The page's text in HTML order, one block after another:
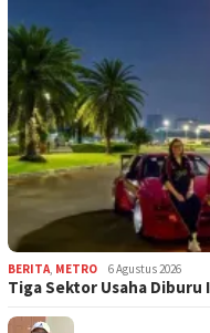
BERITA, METRO 6 Agustus 2026
Tiga Sektor Usaha